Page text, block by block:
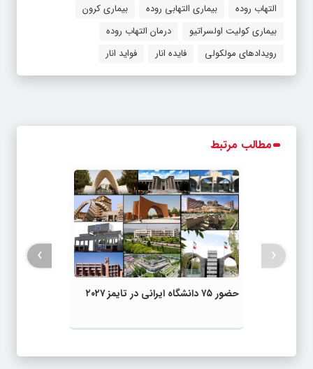
التهاب روده بیماری التهابی روده
بیماری کرون
بیماری کولیت اولسراتیو
درمان التهاب روده
رویدادهای مولکولی
فایده انار فواید انار
مطالب مرتبط
حضور ۷۵ دانشگاه ایرانی در تایمز ۲۰۲۷
‹
›